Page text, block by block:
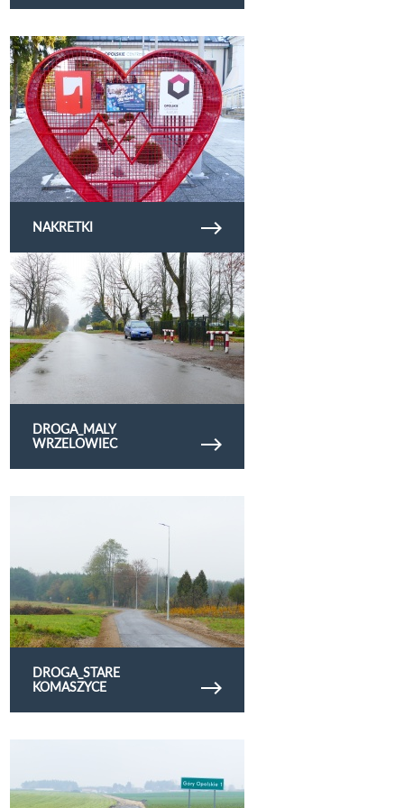
NAKRETKI
Obejrzyj galerię zdjęć nakretki
DROGA_MALY
WRZELOWIEC
Obejrzyj galerię zdjęć droga_maly wrzelowiec
DROGA_STARE
KOMASZYCE